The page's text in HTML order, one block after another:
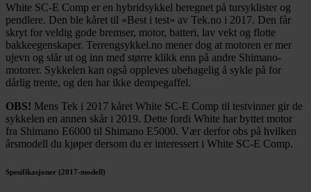
White SC-E Comp er en hybridsykkel beregnet på tursyklister og
pendlere. Den ble kåret til «Best i test» av Tek.no i 2017. Den får
skryt for veldig gode bremser, motor, batteri, lav vekt og flotte
bakkeegenskaper. Terrengsykkel.no mener dog at motoren er mer
ujevn og slår ut og inn med større klikk enn på andre Shimano-
motorer. Sykkelen kan også oppleves ubehagelig å sykle på for
dårlig trente, og den har ikke dempegaffel.
OBS! Mens Tek i 2017 kåret White SC-E Comp til testvinner gir de
sykkelen en annen skår i 2019. Dette fordi White har byttet motor
fra Shimano E6000 til Shimano E5000. Vær derfor obs på hvilken
årsmodell du kjøper dersom du er interessert i White SC-E Comp.
Spesifikasjoner (2017-modell)